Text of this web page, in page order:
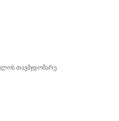
თავმჯდომარე